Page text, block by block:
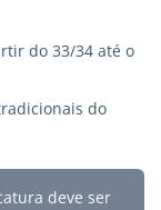
do 33/34 até o
do
deve ser